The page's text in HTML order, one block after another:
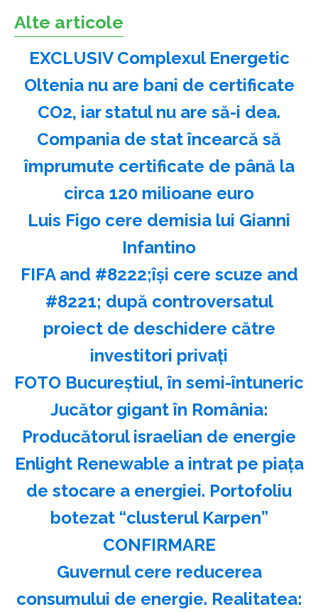
Alte articole
EXCLUSIV Complexul Energetic
Oltenia nu are bani de certificate
CO2, iar statul nu are să-i dea.
Compania de stat încearcă să
împrumute certificate de până la
circa 120 milioane euro
Luis Figo cere demisia lui Gianni
Infantino
FIFA and #8222;îşi cere scuze and
#8221; după controversatul
proiect de deschidere către
investitori privaţi
FOTO Bucureștiul, în semi-întuneric
Jucător gigant în România:
Producătorul israelian de energie
Enlight Renewable a intrat pe piața
de stocare a energiei. Portofoliu
botezat “clusterul Karpen”
CONFIRMARE
Guvernul cere reducerea
consumului de energie. Realitatea: